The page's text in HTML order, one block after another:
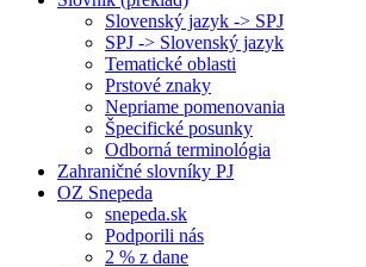
Slovenský jazyk -> SPJ
SPJ -> Slovenský jazyk
Tematické oblasti
Prstové znaky
Nepriame pomenovania
Špecifické posunky
Odborná terminológia
Zahraničné slovníky PJ
OZ Snepeda
snepeda.sk
Podporili nás
2 % z dane